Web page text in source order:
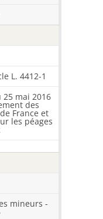
L. 4412-1
25 mai 2016
des
France et
les péages
mineurs -